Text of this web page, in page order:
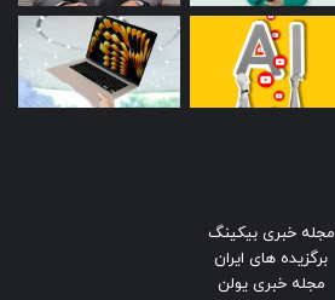
مجله خبری بیکینگ
برگزیده های ایران
مجله خبری یولن